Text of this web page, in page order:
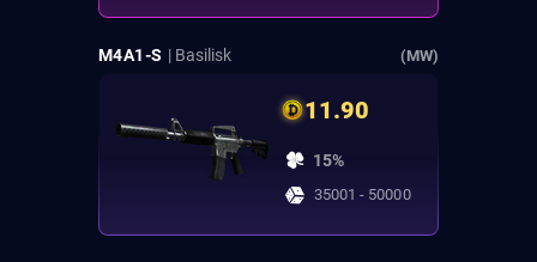
M4A1-S | Basilisk (MW)
11.90
15%
35001 - 50000